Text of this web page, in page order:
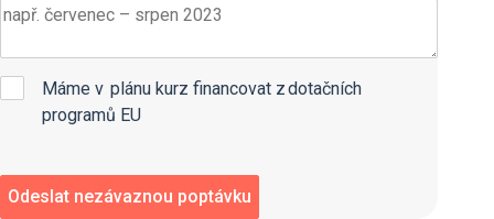
Máme v plánu kurz financovat z dotačních
programů EU